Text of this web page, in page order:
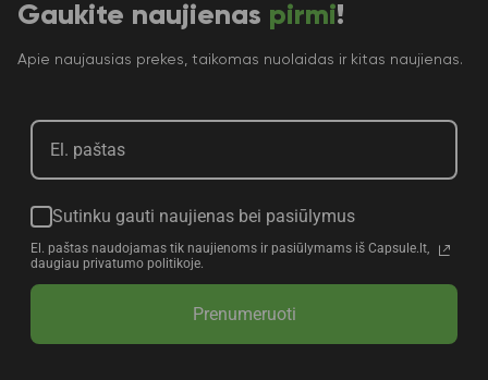
Gaukite naujienas pirmi!
Apie naujausias prekes, taikomas nuolaidas ir kitas naujienas.
Sutinku gauti naujienas bei pasiūlymus
El. paštas naudojamas tik naujienoms ir pasiūlymams iš Capsule.lt,
daugiau privatumo politikoje.
Prenumeruoti